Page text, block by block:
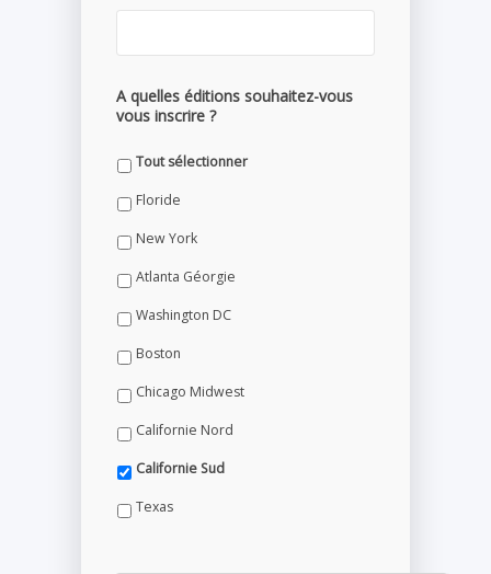
A quelles éditions souhaitez-vous
vous inscrire ?
Tout sélectionner
Floride
New York
Atlanta Géorgie
Washington DC
Boston
Chicago Midwest
Californie Nord
Californie Sud
Texas